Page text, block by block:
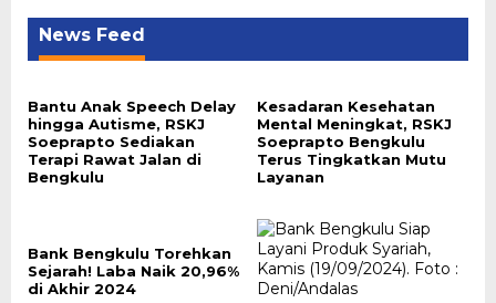
News Feed
Bantu Anak Speech Delay
hingga Autisme, RSKJ
Soeprapto Sediakan
Terapi Rawat Jalan di
Bengkulu
Kesadaran Kesehatan
Mental Meningkat, RSKJ
Soeprapto Bengkulu
Terus Tingkatkan Mutu
Layanan
Bank Bengkulu Torehkan
Sejarah! Laba Naik 20,96%
di Akhir 2024